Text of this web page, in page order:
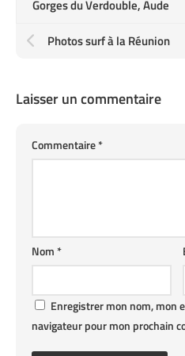
Gorges du Verdouble, Aude
Photos surf à la Réunion
Laisser un commentaire
Commentaire*
Nom*
Enregistrer mon nom, mon
navigateur pour mon prochain